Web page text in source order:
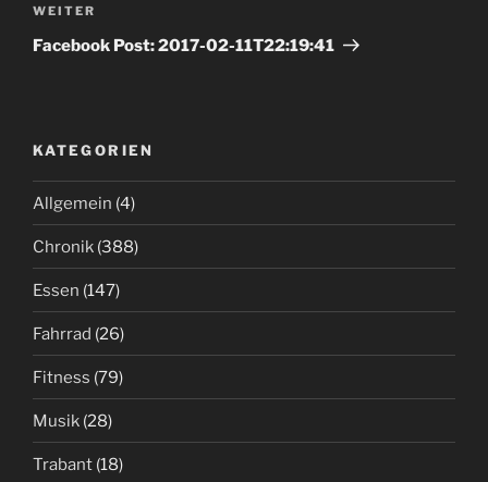
Nächster
Beitrag
WEITER
Facebook Post: 2017-02-11T22:19:41
KATEGORIEN
Allgemein (4)
Chronik (388)
Essen (147)
Fahrrad (26)
Fitness (79)
Musik (28)
Trabant (18)